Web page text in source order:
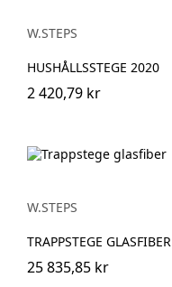
W.STEPS
HUSHÅLLSSTEGE 2020
2 420,79 kr
W.STEPS
TRAPPSTEGE GLASFIBER
25 835,85 kr